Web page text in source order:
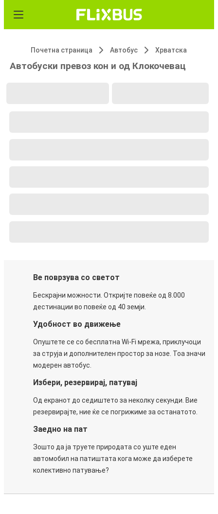
Почетна страница Автобус Хрватска
Автобуски превоз кон и од Клокочевац
Ве поврзува со светот
Бескрајни можности. Откријте повеќе од 8.000
дестинации во повеќе од 40 земји.
Удобност во движење
Опуштете се со бесплатна Wi-Fi мрежа, приклучоци
за струја и дополнителен простор за нозе. Тоа значи
модерен автобус.
Избери, резервирај, патувај
Од екранот до седиштето за неколку секунди. Вие
резервирајте, ние ќе се погрижиме за останатото.
Заедно на пат
Зошто да ја труете природата со уште еден
автомобил на патиштата кога може да изберете
колективно патување?